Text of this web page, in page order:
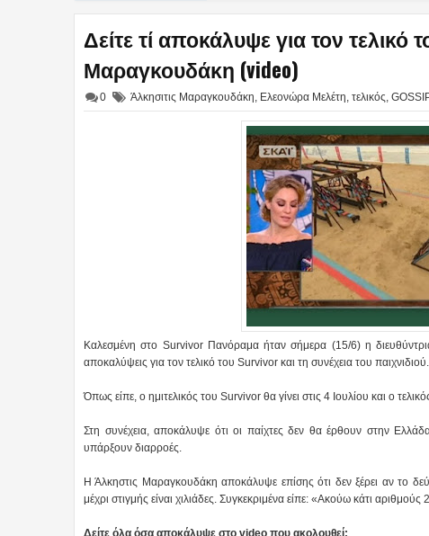
Δείτε τί αποκάλυψε για τον τελικό
Μαραγκουδάκη (video)
0 Άλκησιτις Μαραγκουδάκη Ελεονώρα Μελέτη τελικός
Καλεσμένη στο Survivor Πανόραμα ήταν σήμερα (15/6) η
αποκαλύψεις για τον τελικό του Survivor και τη συνέχεια του παιχνιδιού.
Όπως είπε, ο ημιτελικός του Survivor θα γίνει στις 4 Ιουλίου και ο
Στη συνέχεια, αποκάλυψε ότι οι παίχτες δεν θα έρθουν στην
υπάρξουν διαρροές.
Η Άλκηστις Μαραγκουδάκη αποκάλυψε επίσης ότι δεν ξέρει αν το
μέχρι στιγμής είναι χιλιάδες. Συγκεκριμένα είπε: «Ακούω κάτι
Δείτε όλα όσα αποκάλυψε στο video που ακολουθεί: